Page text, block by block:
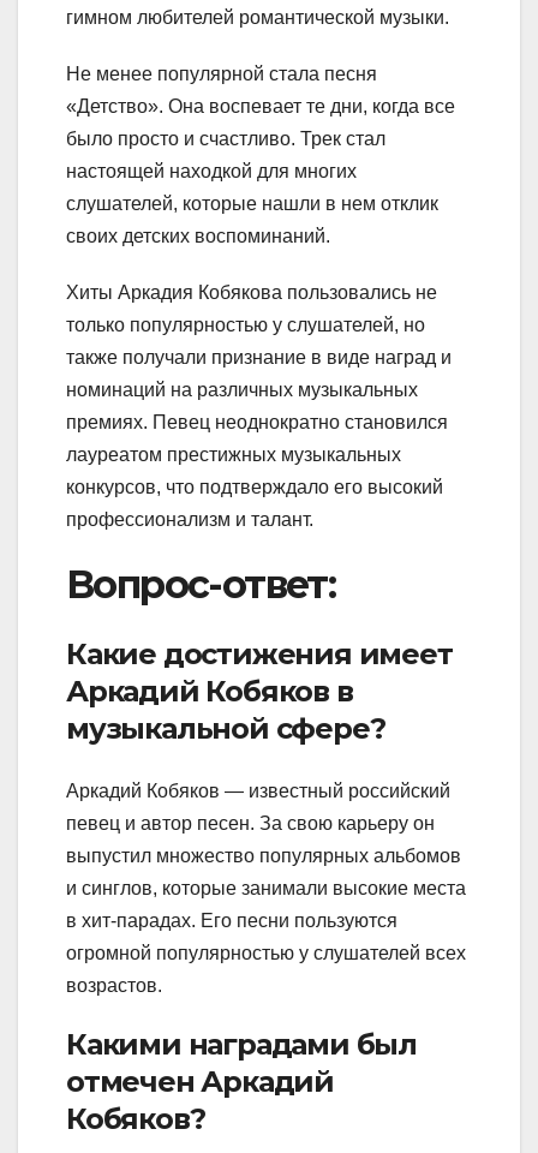
гимном любителей романтической музыки.
Не менее популярной стала песня
«Детство». Она воспевает те дни, когда все
было просто и счастливо. Трек стал
настоящей находкой для многих
слушателей, которые нашли в нем отклик
своих детских воспоминаний.
Хиты Аркадия Кобякова пользовались не
только популярностью у слушателей, но
также получали признание в виде наград и
номинаций на различных музыкальных
премиях. Певец неоднократно становился
лауреатом престижных музыкальных
конкурсов, что подтверждало его высокий
профессионализм и талант.
Вопрос-ответ:
Какие достижения имеет
Аркадий Кобяков в
музыкальной сфере?
Аркадий Кобяков — известный российский
певец и автор песен. За свою карьеру он
выпустил множество популярных альбомов
и синглов, которые занимали высокие места
в хит-парадах. Его песни пользуются
огромной популярностью у слушателей всех
возрастов.
Какими наградами был
отмечен Аркадий
Кобяков?